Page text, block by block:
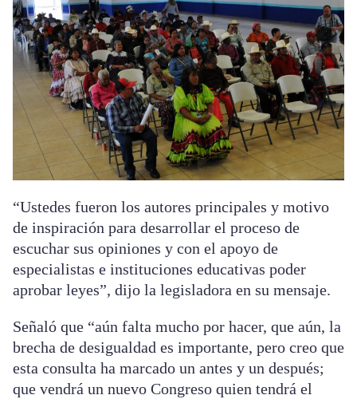
“Ustedes fueron los autores principales y motivo
de inspiración para desarrollar el proceso de
escuchar sus opiniones y con el apoyo de
especialistas e instituciones educativas poder
aprobar leyes”, dijo la legisladora en su mensaje.
Señaló que “aún falta mucho por hacer, que aún, la
brecha de desigualdad es importante, pero creo que
esta consulta ha marcado un antes y un después;
que vendrá un nuevo Congreso quien tendrá el